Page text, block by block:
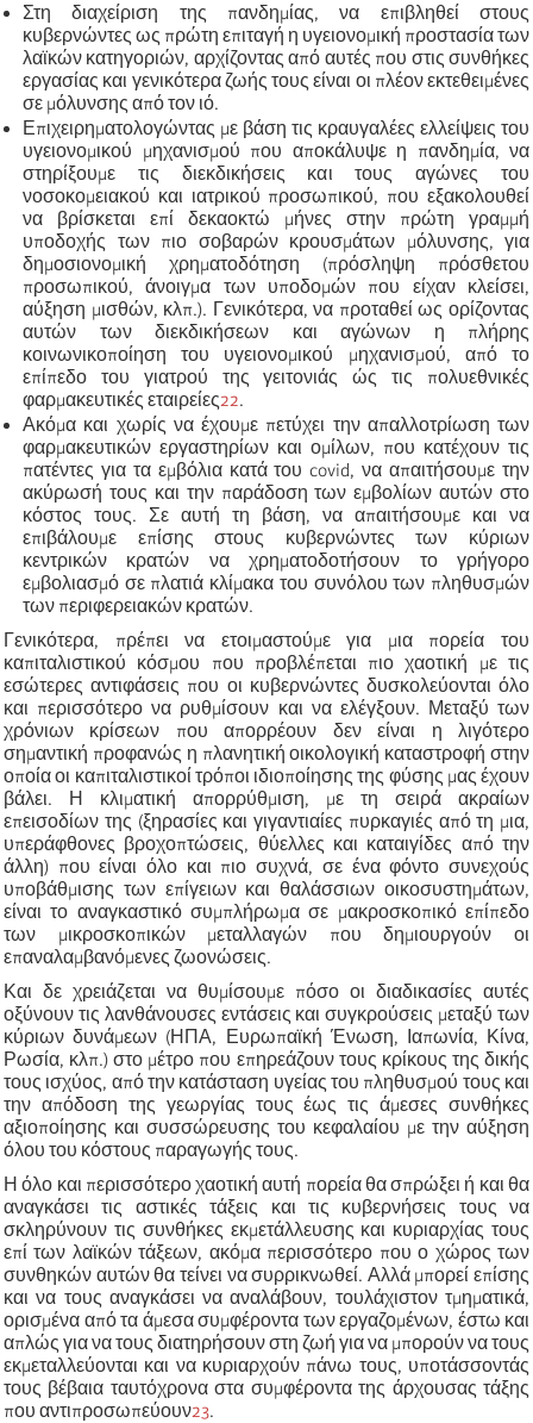
Στη διαχείριση της πανδημίας, να επιβληθεί στους
κυβερνώντες ως πρώτη επιταγή η υγειονομική προστασία των
λαϊκών κατηγοριών, αρχίζοντας από αυτές που στις συνθήκες
εργασίας και γενικότερα ζωής τους είναι οι πλέον εκτεθειμένες
σε μόλυνσης από τον ιό.
Επιχειρηματολογώντας με βάση τις κραυγαλέες ελλείψεις του
υγειονομικού μηχανισμού που αποκάλυψε η πανδημία, να
στηρίξουμε τις διεκδικήσεις και τους αγώνες του
νοσοκομειακού και ιατρικού προσωπικού, που εξακολουθεί
να βρίσκεται επί δεκαοκτώ μήνες στην πρώτη γραμμή
υποδοχής των πιο σοβαρών κρουσμάτων μόλυνσης, για
δημοσιονομική χρηματοδότηση (πρόσληψη πρόσθετου
προσωπικού, άνοιγμα των υποδομών που είχαν κλείσει,
αύξηση μισθών, κλπ.). Γενικότερα, να προταθεί ως ορίζοντας
αυτών των διεκδικήσεων και αγώνων η πλήρης
κοινωνικοποίηση του υγειονομικού μηχανισμού, από το
επίπεδο του γιατρού της γειτονιάς ώς τις πολυεθνικές
φαρμακευτικές εταιρείες22.
Ακόμα και χωρίς να έχουμε πετύχει την απαλλοτρίωση των
φαρμακευτικών εργαστηρίων και ομίλων, που κατέχουν τις
πατέντες για τα εμβόλια κατά του covid, να απαιτήσουμε την
ακύρωσή τους και την παράδοση των εμβολίων αυτών στο
κόστος τους. Σε αυτή τη βάση, να απαιτήσουμε και να
επιβάλουμε επίσης στους κυβερνώντες των κύριων
κεντρικών κρατών να χρηματοδοτήσουν το γρήγορο
εμβολιασμό σε πλατιά κλίμακα του συνόλου των πληθυσμών
των περιφερειακών κρατών.
Γενικότερα, πρέπει να ετοιμαστούμε για μια πορεία του
καπιταλιστικού κόσμου που προβλέπεται πιο χαοτική με τις
εσώτερες αντιφάσεις που οι κυβερνώντες δυσκολεύονται όλο
και περισσότερο να ρυθμίσουν και να ελέγξουν. Μεταξύ των
χρόνιων κρίσεων που απορρέουν δεν είναι η λιγότερο
σημαντική προφανώς η πλανητική οικολογική καταστροφή στην
οποία οι καπιταλιστικοί τρόποι ιδιοποίησης της φύσης μας έχουν
βάλει. Η κλιματική απορρύθμιση, με τη σειρά ακραίων
επεισοδίων της (ξηρασίες και γιγαντιαίες πυρκαγιές από τη μια,
υπεράφθονες βροχοπτώσεις, θύελλες και καταιγίδες από την
άλλη) που είναι όλο και πιο συχνά, σε ένα φόντο συνεχούς
υποβάθμισης των επίγειων και θαλάσσιων οικοσυστημάτων,
είναι το αναγκαστικό συμπλήρωμα σε μακροσκοπικό επίπεδο
των μικροσκοπικών μεταλλαγών που δημιουργούν οι
επαναλαμβανόμενες ζωονώσεις.
Και δε χρειάζεται να θυμίσουμε πόσο οι διαδικασίες αυτές
οξύνουν τις λανθάνουσες εντάσεις και συγκρούσεις μεταξύ των
κύριων δυνάμεων (ΗΠΑ, Ευρωπαϊκή Ένωση, Ιαπωνία, Κίνα,
Ρωσία, κλπ.) στο μέτρο που επηρεάζουν τους κρίκους της δικής
τους ισχύος, από την κατάσταση υγείας του πληθυσμού τους και
την απόδοση της γεωργίας τους έως τις άμεσες συνθήκες
αξιοποίησης και συσσώρευσης του κεφαλαίου με την αύξηση
όλου του κόστους παραγωγής τους.
Η όλο και περισσότερο χαοτική αυτή πορεία θα σπρώξει ή και θα
αναγκάσει τις αστικές τάξεις και τις κυβερνήσεις τους να
σκληρύνουν τις συνθήκες εκμετάλλευσης και κυριαρχίας τους
επί των λαϊκών τάξεων, ακόμα περισσότερο που ο χώρος των
συνθηκών αυτών θα τείνει να συρρικνωθεί. Αλλά μπορεί επίσης
και να τους αναγκάσει να αναλάβουν, τουλάχιστον τμηματικά,
ορισμένα από τα άμεσα συμφέροντα των εργαζομένων, έστω και
απλώς για να τους διατηρήσουν στη ζωή για να μπορούν να τους
εκμεταλλεύονται και να κυριαρχούν πάνω τους, υποτάσσοντάς
τους βέβαια ταυτόχρονα στα συμφέροντα της άρχουσας τάξης
που αντιπροσωπεύουν23.